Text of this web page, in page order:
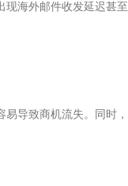
现海外邮件收发延迟甚
导致商机流失。同时